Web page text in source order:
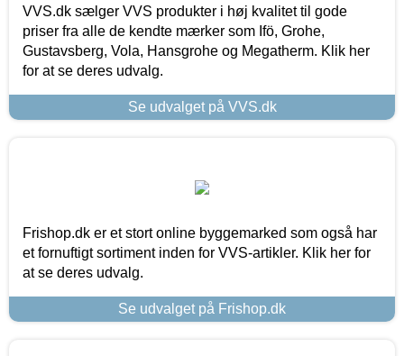
VVS.dk sælger VVS produkter i høj kvalitet til gode
priser fra alle de kendte mærker som Ifö, Grohe,
Gustavsberg, Vola, Hansgrohe og Megatherm. Klik her
for at se deres udvalg.
Se udvalget på VVS.dk
Frishop.dk er et stort online byggemarked som også har
et fornuftigt sortiment inden for VVS-artikler. Klik her for
at se deres udvalg.
Se udvalget på Frishop.dk